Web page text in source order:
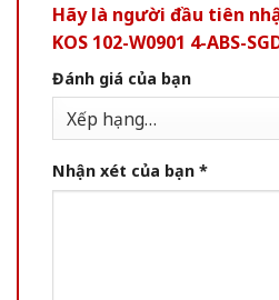
Hãy là người đầu tiên
KOS 102-W0901 4-ABS-
Đánh giá của bạn
Nhận xét của bạn *